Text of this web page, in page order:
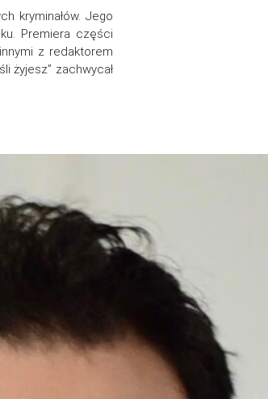
kryminałów. Jego
Premiera części
z redaktorem
żyjesz” zachwycał